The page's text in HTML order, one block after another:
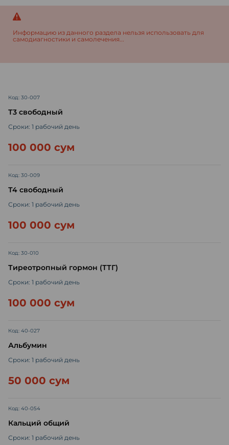
Информацию из данного раздела нельзя использовать для
самодиагностики и самолечения...
Код: 30-007
Т3 свободный
Сроки: 1 рабочий день
100 000 сум
Код: 30-009
Т4 свободный
Сроки: 1 рабочий день
100 000 сум
Код: 30-010
Тиреотропный гормон (ТТГ)
Сроки: 1 рабочий день
100 000 сум
Код: 40-027
Альбумин
Сроки: 1 рабочий день
50 000 сум
Код: 40-054
Кальций общий
Сроки: 1 рабочий день